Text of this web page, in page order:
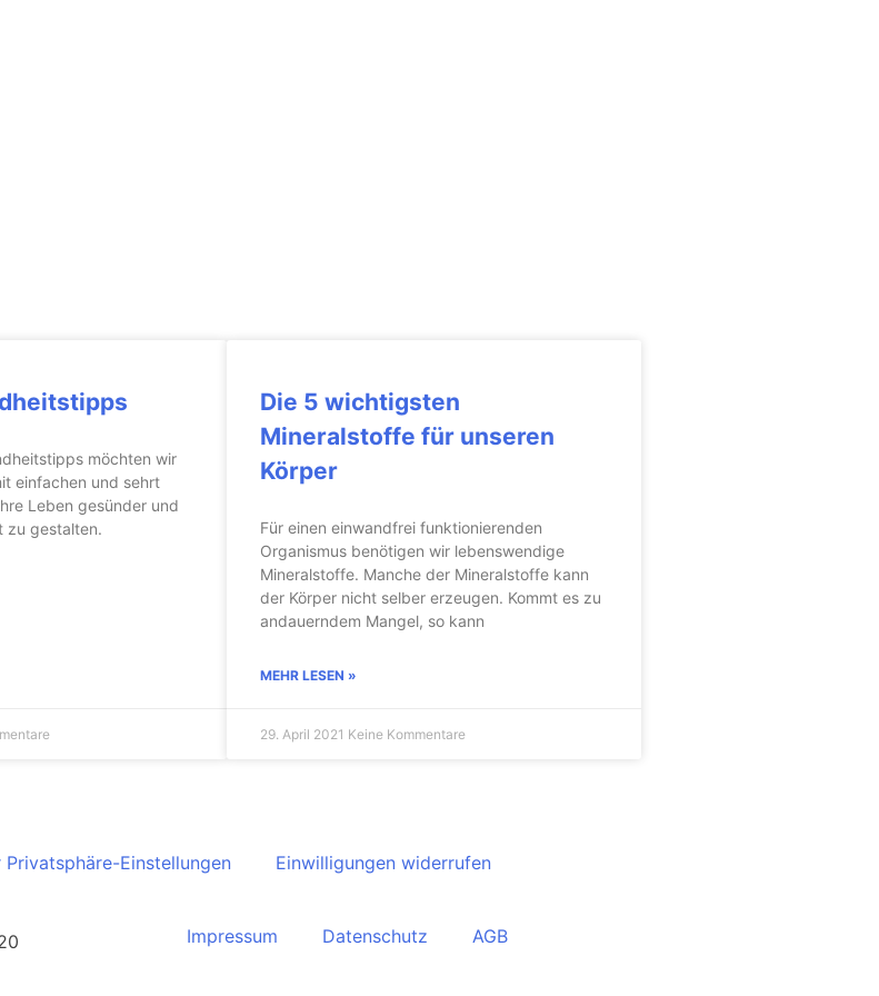
möchten wir
einfachen und sehrt
Leben gesünder und
zu gestalten.
Die 5 wichtigsten
Mineralstoffe für unseren
Körper
Für einen einwandfrei funktionierenden
Organismus benötigen wir lebenswendige
Mineralstoffe. Manche der Mineralstoffe kann
der Körper nicht selber erzeugen. Kommt es zu
andauerndem Mangel, so kann
MEHR LESEN »
29. April 2021 Keine Kommentare
Einstellungen Einwilligungen widerrufen
Impressum Datenschutz AGB